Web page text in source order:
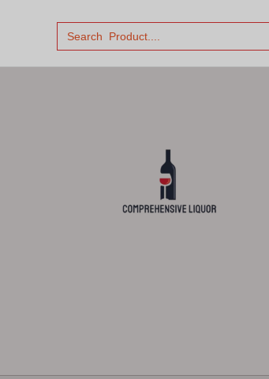
Search
for: